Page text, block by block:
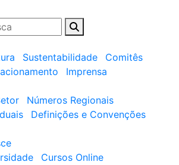
Sustentabilidade
Comitês
Imprensa
Números Regionais
Definições e Convenções
Cursos Online